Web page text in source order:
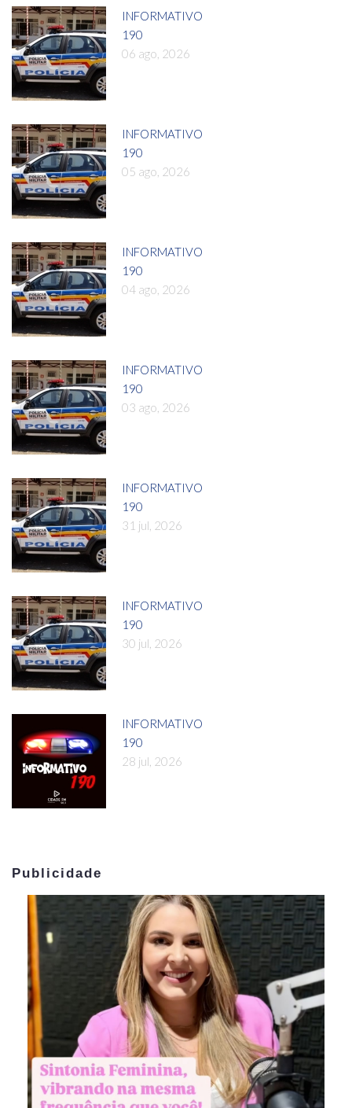
INFORMATIVO
190
06 ago, 2026
INFORMATIVO
190
05 ago, 2026
INFORMATIVO
190
04 ago, 2026
INFORMATIVO
190
03 ago, 2026
INFORMATIVO
190
31 jul, 2026
INFORMATIVO
190
30 jul, 2026
INFORMATIVO
190
28 jul, 2026
Publicidade